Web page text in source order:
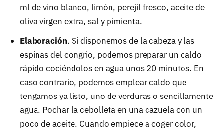
ml de vino blanco, limón, perejil fresco, aceite de
oliva virgen extra, sal y pimienta.
Elaboración. Si disponemos de la cabeza y las
espinas del congrio, podemos preparar un caldo
rápido cociéndolos en agua unos 20 minutos. En
caso contrario, podemos emplear caldo que
tengamos ya listo, uno de verduras o sencillamente
agua. Pochar la cebolleta en una cazuela con un
poco de aceite. Cuando empiece a coger color,